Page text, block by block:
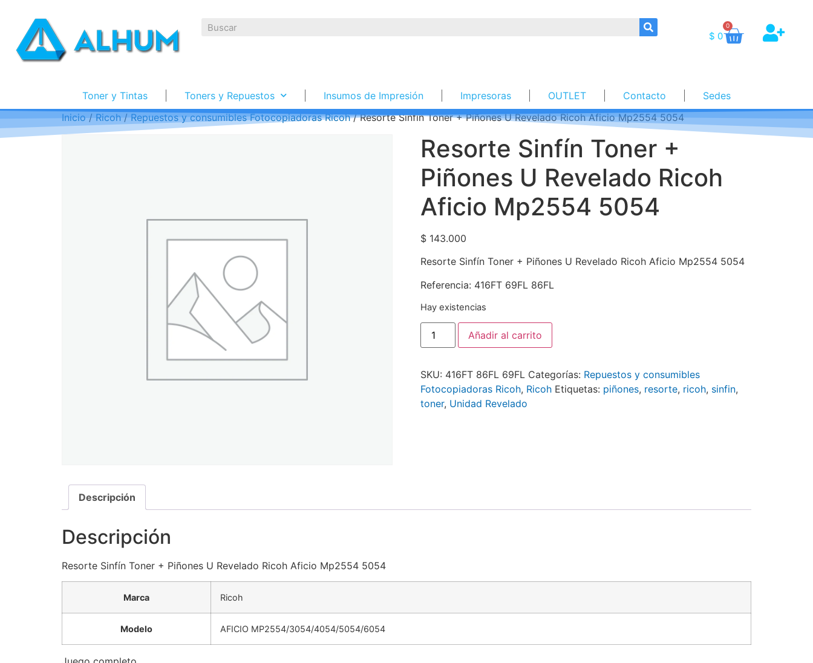
$ 0
0
Toner y Tintas Toners y Repuestos Insumos de Impresión Impresoras OUTLET Contacto
Sedes
Inicio/Ricoh/Repuestos y consumibles Fotocopiadoras Ricoh/ Resorte Sinfín Toner + Piñones U Revelado Ricoh Aficio Mp2554 5054
Resorte Sinfín Toner +
Piñones U Revelado Ricoh
Aficio Mp2554 5054
$143.000
Resorte Sinfín Toner + Piñones U Revelado Ricoh Aficio Mp2554 5054
Referencia: 416FT 69FL 86FL
Hay existencias
Añadir al carrito
SKU: 416FT 86FL 69FL Categorías: Repuestos y consumibles
Fotocopiadoras Ricoh, Ricoh Etiquetas: piñones, resorte, ricoh, sinfin,
toner, Unidad Revelado
Descripción
Descripción
Resorte Sinfín Toner + Piñones U Revelado Ricoh Aficio Mp2554 5054
Marca Ricoh
Modelo AFICIO MP2554/3054/4054/5054/6054